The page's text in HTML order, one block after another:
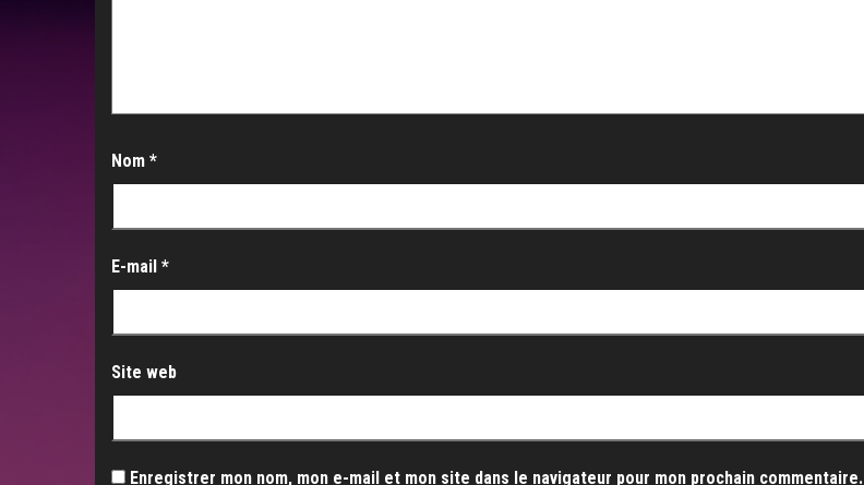
Nom *
E-mail *
Site web
Enregistrer mon nom, mon e-mail et mon site dans le navigateur pour mon prochain commentaire.